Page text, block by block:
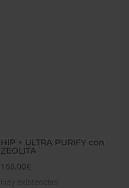
HIP + ULTRA PURIFY con
ZEOLITA
168,00€
Hay existencias